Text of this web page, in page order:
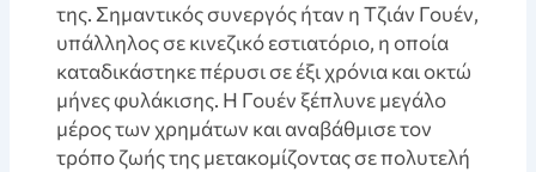
της. Σημαντικός συνεργός ήταν η Τζιάν Γουέν,
υπάλληλος σε κινεζικό εστιατόριο, η οποία
καταδικάστηκε πέρυσι σε έξι χρόνια και οκτώ
μήνες φυλάκισης. Η Γουέν ξέπλυνε μεγάλο
μέρος των χρημάτων και αναβάθμισε τον
τρόπο ζωής της μετακομίζοντας σε πολυτελή